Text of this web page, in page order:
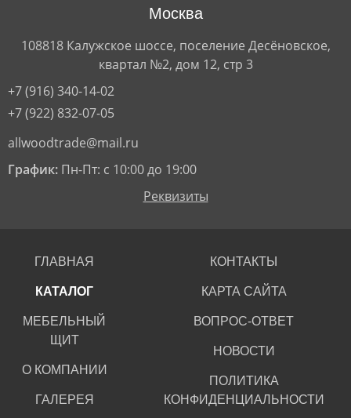
ГЛАВНАЯ
КАТАЛОГ
МЕБЕЛЬНЫЙ
ЩИТ
О КОМПАНИИ
ГАЛЕРЕЯ
КОНТАКТЫ
КАРТА САЙТА
ВОПРОС-ОТВЕТ
НОВОСТИ
ПОЛИТИКА
КОНФИДЕНЦИАЛЬНОСТИ
Москва
108818 Калужское шоссе, поселение Десёновское,
квартал №2, дом 12, стр 3
+7 (916) 340-14-02
+7 (922) 832-07-05
allwoodtrade@mail.ru
График: Пн-Пт: с 10:00 до 19:00
Реквизиты